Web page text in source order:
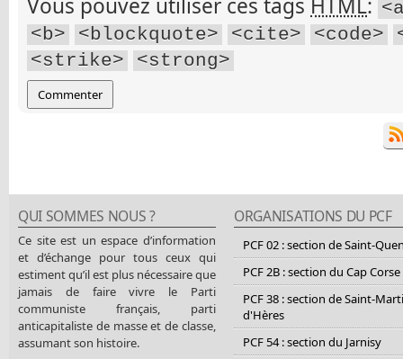
Vous pouvez utiliser ces tags HTML:
<b>
<blockquote> <cite> <code>
<strike>
<strong>
QUI SOMMES NOUS ?
Ce site est un espace d’information
et d’échange pour tous ceux qui
estiment qu’il est plus nécessaire que
jamais de faire vivre le Parti
communiste français, parti
anticapitaliste de masse et de classe,
assumant son histoire.
ORGANISATIONS DU PCF
PCF 02 : section de Saint-
PCF 2B : section du Cap Corse
PCF 38 : section de Saint-
d'Hères
PCF 54 : section du Jarnisy